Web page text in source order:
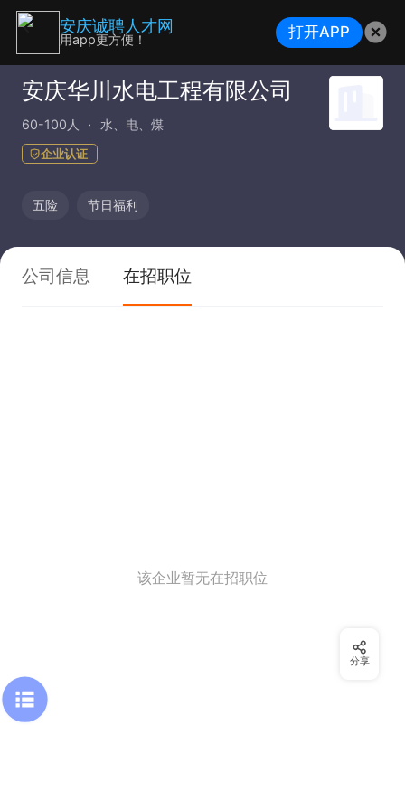
安庆华川水电工程有限公司
60-100人 水、电、煤
企业认证
五险 节日福利
公司信息 在招职位
该企业暂无在招职位
分享
安庆诚聘人才网
用app更方便！ 打开APP